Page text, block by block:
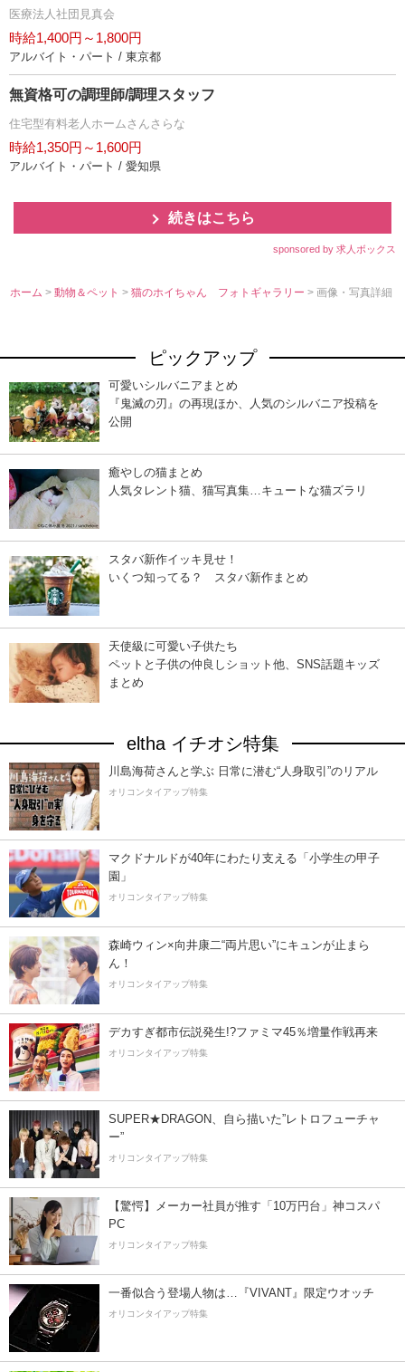
医療法人社団見真会
時給1,400円～1,800円
アルバイト・パート / 東京都
無資格可の調理師/調理スタッフ
住宅型有料老人ホームさんさらな
時給1,350円～1,600円
アルバイト・パート / 愛知県
続きはこちら
sponsored by 求人ボックス
ホーム >動物＆ペット>猫のホイちゃん フォトギャラリー> 画像・写真詳細
ピックアップ
可愛いシルバニアまとめ
『鬼滅の刃』の再現ほか、人気のシルバニア投稿を
公開
癒やしの猫まとめ
人気タレント猫、猫写真集…キュートな猫ズラリ
スタバ新作イッキ見せ！
いくつ知ってる？ スタバ新作まとめ
天使級に可愛い子供たち
ペットと子供の仲良しショット他、SNS話題キッズ
まとめ
eltha イチオシ特集
川島海荷さんと学ぶ 日常に潜む“人身取引”のリアル
オリコンタイアップ特集
マクドナルドが40年にわたり支える「小学生の甲子
園」
オリコンタイアップ特集
森崎ウィン×向井康二“両片思い”にキュンが止まら
ん！
オリコンタイアップ特集
デカすぎ都市伝説発生!?ファミマ45％増量作戦再来
オリコンタイアップ特集
SUPER★DRAGON、自ら描いた”レトロフューチャ
ー”
オリコンタイアップ特集
【驚愕】メーカー社員が推す「10万円台」神コスパ
PC
オリコンタイアップ特集
一番似合う登場人物は…『VIVANT』限定ウオッチ
オリコンタイアップ特集